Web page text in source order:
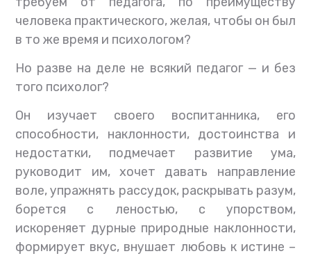
человека практического, желая, чтобы он был
в то же время и психологом?
Но разве на деле не всякий педагог — и без
того психолог?
Он изучает своего воспитанника, его
способности, наклонности, достоинства и
недостатки, подмечает развитие ума,
руководит им, хочет давать направление
воле, упражнять рассудок, раскрывать разум,
борется с леностью, с упорством,
искореняет дурные природные наклонности,
формирует вкус, внушает любовь к истине –